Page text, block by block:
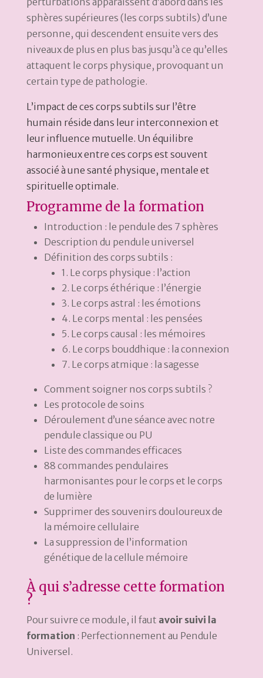
sphères supérieures (les corps subtils) d’une
personne, qui descendent ensuite vers des
niveaux de plus en plus bas jusqu’à ce qu’elles
attaquent le corps physique, provoquant un
certain type de pathologie.
L’impact de ces corps subtils sur l’être
humain réside dans leur interconnexion et
leur influence mutuelle. Un équilibre
harmonieux entre ces corps est souvent
associé à une santé physique, mentale et
spirituelle optimale.
Programme de la formation
Introduction : le pendule des 7 sphères
Description du pendule universel
Définition des corps subtils :
1. Le corps physique : l’action
2. Le corps éthérique : l’énergie
3. Le corps astral : les émotions
4. Le corps mental : les pensées
5. Le corps causal : les mémoires
6. Le corps bouddhique : la connexion
7. Le corps atmique : la sagesse
Comment soigner nos corps subtils ?
Les protocole de soins
Déroulement d’une séance avec notre
pendule classique ou PU
Liste des commandes efficaces
88 commandes pendulaires
harmonisantes pour le corps et le corps
de lumière
Supprimer des souvenirs douloureux de
la mémoire cellulaire
La suppression de l’information
génétique de la cellule mémoire
À qui s’adresse cette formation
?
Pour suivre ce module, il faut avoir suivi la
formation : Perfectionnement au Pendule
Universel.